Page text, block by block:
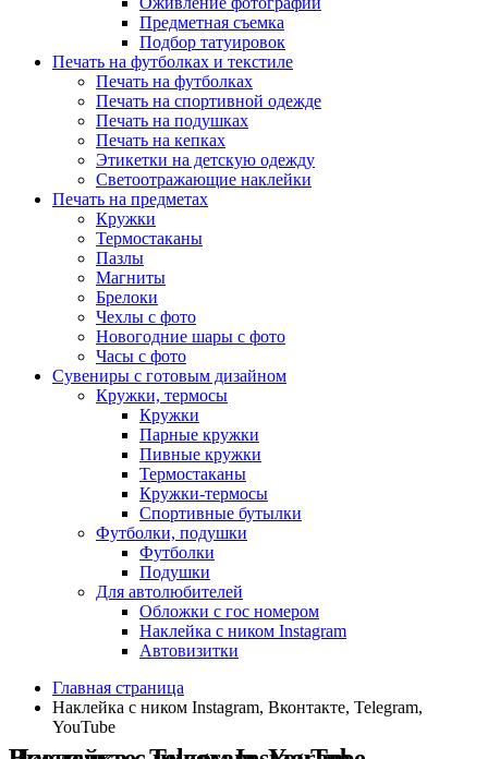
Предметная съемка
Подбор татуировок
Печать на футболках и текстиле
Печать на футболках
Печать на спортивной одежде
Печать на подушках
Печать на кепках
Этикетки на детскую одежду
Светоотражающие наклейки
Печать на предметах
Кружки
Термостаканы
Пазлы
Магниты
Брелоки
Чехлы с фото
Новогодние шары с фото
Часы с фото
Сувениры с готовым дизайном
Кружки, термосы
Кружки
Парные кружки
Пивные кружки
Термостаканы
Кружки-термосы
Спортивные бутылки
Футболки, подушки
Футболки
Подушки
Для автолюбителей
Обложки с гос номером
Наклейка с ником Instagram
Автовизитки
Главная страница
Наклейка с ником Instagram, Вконтакте, Telegram,
YouTube